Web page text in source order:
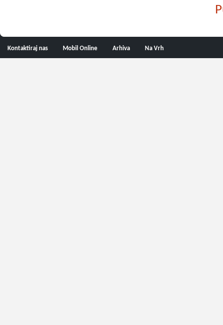
Kontaktiraj nas Mobil Online Arhiva Na Vrh